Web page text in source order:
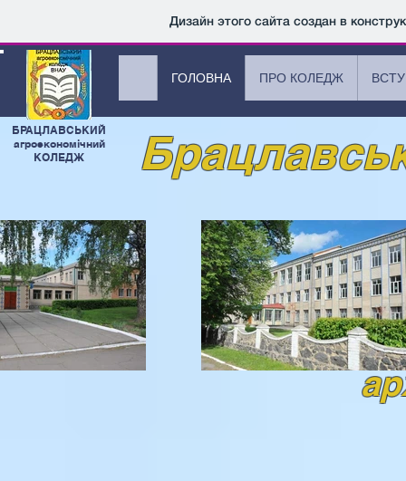
Дизайн этого сайта создан в
ГОЛОВНА ПРО КОЛЕДЖ
БРАЦЛАВСЬКИЙ
агроекономічний
КОЛЕДЖ